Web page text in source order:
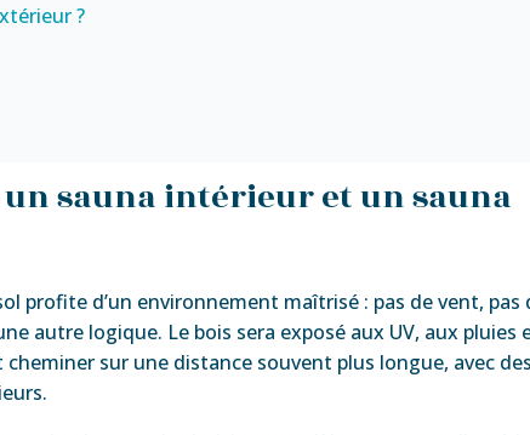
?
sauna intérieur et un sauna
profite d’un environnement maîtrisé : pas de vent, pas
autre logique. Le bois sera exposé aux UV, aux pluies
sur une distance souvent plus longue, avec des